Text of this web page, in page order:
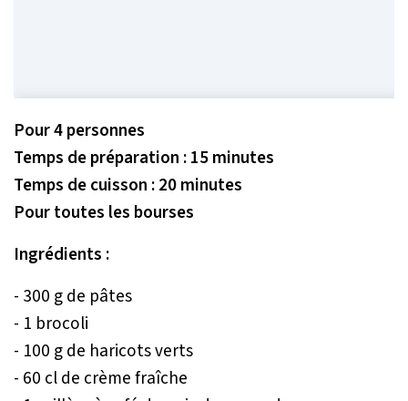
Pour 4 personnes
Temps de préparation : 15 minutes
Temps de cuisson : 20 minutes
Pour toutes les bourses
Ingrédients :
- 300 g de pâtes
- 1 brocoli
- 100 g de haricots verts
- 60 cl de crème fraîche